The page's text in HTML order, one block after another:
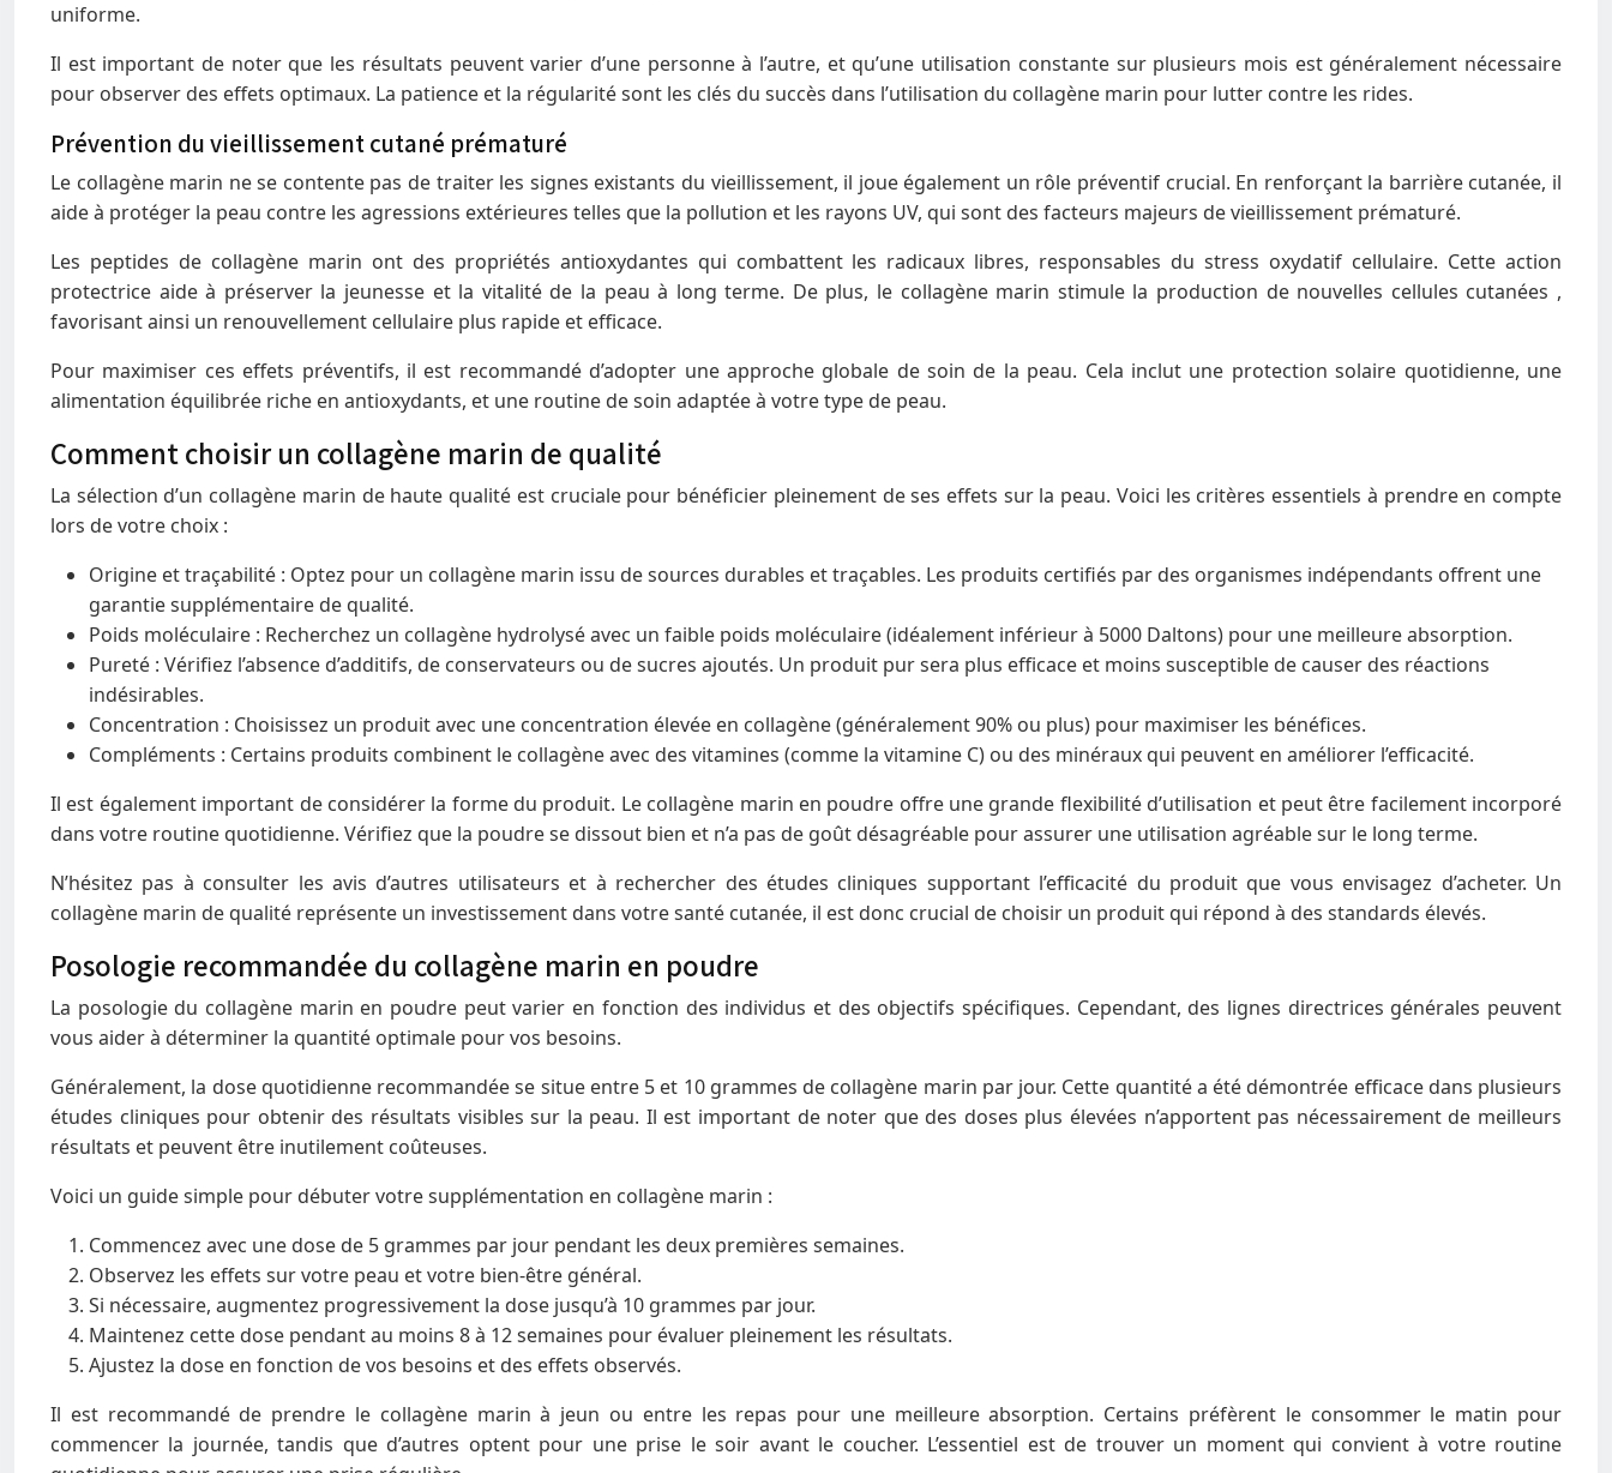
uniforme.
Il est important de noter que les résultats peuvent varier d’une personne à l’autre, et qu’une utilisation constante sur plusieurs mois est généralement nécessaire
pour observer des effets optimaux. La patience et la régularité sont les clés du succès dans l’utilisation du collagène marin pour lutter contre les rides.
Prévention du vieillissement cutané prématuré
Le collagène marin ne se contente pas de traiter les signes existants du vieillissement, il joue également un rôle préventif crucial. En renforçant la barrière cutanée, il
aide à protéger la peau contre les agressions extérieures telles que la pollution et les rayons UV, qui sont des facteurs majeurs de vieillissement prématuré.
Les peptides de collagène marin ont des propriétés antioxydantes qui combattent les radicaux libres, responsables du stress oxydatif cellulaire. Cette action
protectrice aide à préserver la jeunesse et la vitalité de la peau à long terme. De plus, le collagène marin stimule la production de nouvelles cellules cutanées ,
favorisant ainsi un renouvellement cellulaire plus rapide et efficace.
Pour maximiser ces effets préventifs, il est recommandé d’adopter une approche globale de soin de la peau. Cela inclut une protection solaire quotidienne, une
alimentation équilibrée riche en antioxydants, et une routine de soin adaptée à votre type de peau.
Comment choisir un collagène marin de qualité
La sélection d’un collagène marin de haute qualité est cruciale pour bénéficier pleinement de ses effets sur la peau. Voici les critères essentiels à prendre en compte
lors de votre choix :
Origine et traçabilité : Optez pour un collagène marin issu de sources durables et traçables. Les produits certifiés par des organismes indépendants offrent une
garantie supplémentaire de qualité.
Poids moléculaire : Recherchez un collagène hydrolysé avec un faible poids moléculaire (idéalement inférieur à 5000 Daltons) pour une meilleure absorption.
Pureté : Vérifiez l’absence d’additifs, de conservateurs ou de sucres ajoutés. Un produit pur sera plus efficace et moins susceptible de causer des réactions
indésirables.
Concentration : Choisissez un produit avec une concentration élevée en collagène (généralement 90% ou plus) pour maximiser les bénéfices.
Compléments : Certains produits combinent le collagène avec des vitamines (comme la vitamine C) ou des minéraux qui peuvent en améliorer l’efficacité.
Il est également important de considérer la forme du produit. Le collagène marin en poudre offre une grande flexibilité d’utilisation et peut être facilement incorporé
dans votre routine quotidienne. Vérifiez que la poudre se dissout bien et n’a pas de goût désagréable pour assurer une utilisation agréable sur le long terme.
N’hésitez pas à consulter les avis d’autres utilisateurs et à rechercher des études cliniques supportant l’efficacité du produit que vous envisagez d’acheter. Un
collagène marin de qualité représente un investissement dans votre santé cutanée, il est donc crucial de choisir un produit qui répond à des standards élevés.
Posologie recommandée du collagène marin en poudre
La posologie du collagène marin en poudre peut varier en fonction des individus et des objectifs spécifiques. Cependant, des lignes directrices générales peuvent
vous aider à déterminer la quantité optimale pour vos besoins.
Généralement, la dose quotidienne recommandée se situe entre 5 et 10 grammes de collagène marin par jour. Cette quantité a été démontrée efficace dans plusieurs
études cliniques pour obtenir des résultats visibles sur la peau. Il est important de noter que des doses plus élevées n’apportent pas nécessairement de meilleurs
résultats et peuvent être inutilement coûteuses.
Voici un guide simple pour débuter votre supplémentation en collagène marin :
Commencez avec une dose de 5 grammes par jour pendant les deux premières semaines.
Observez les effets sur votre peau et votre bien-être général.
Si nécessaire, augmentez progressivement la dose jusqu’à 10 grammes par jour.
Maintenez cette dose pendant au moins 8 à 12 semaines pour évaluer pleinement les résultats.
Ajustez la dose en fonction de vos besoins et des effets observés.
Il est recommandé de prendre le collagène marin à jeun ou entre les repas pour une meilleure absorption. Certains préfèrent le consommer le matin pour
commencer la journée, tandis que d’autres optent pour une prise le soir avant le coucher. L’essentiel est de trouver un moment qui convient à votre routine